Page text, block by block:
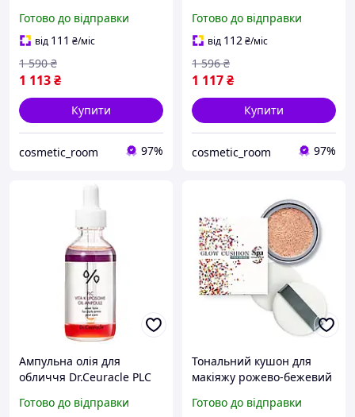
вмивання з вітаміном С
Готово до відправки
від 111 ₴/міс
1 113₴
1 590 ₴
Купити
cosmetic_room 97%
Hillary 365 Hydration &
Glow Set
Готово до відправки
від 112₴/міс
1 117₴
1 596 ₴
Купити
cosmetic_room 97%
Ампульна олія для
обличчя Dr.Ceuracle PLC
Ampoule 50 мл для
Готово до відправки
Тональний кушон для
макіяжу рожево-бежевий
шкіри та сяйва Spa
Готово до відправки